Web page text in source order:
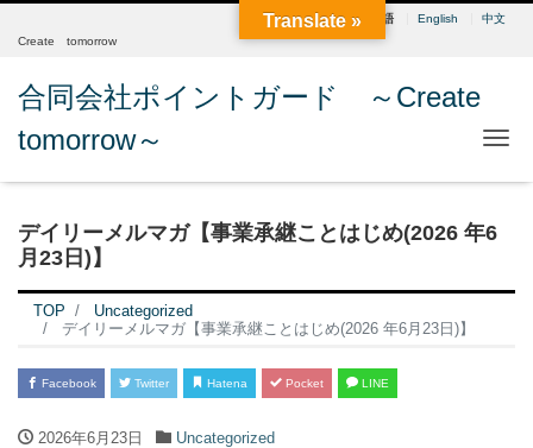
日本語 English
中文
Create tomorrow
合同会社ポイントガード ～Create
tomorrow～
デイリーメルマガ【事業承継ことはじめ(2026 年6
月23日)】
TOP
Uncategorized
デイリーメルマガ【事業承継ことはじめ(2026 年6月23日)】
Facebook Twitter Hatena Pocket LINE
2026年6月23日 Uncategorized
Translate »